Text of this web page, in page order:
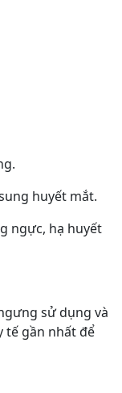
huyết mắt.
ngực, hạ huyết
sử dụng và
tế gần nhất để